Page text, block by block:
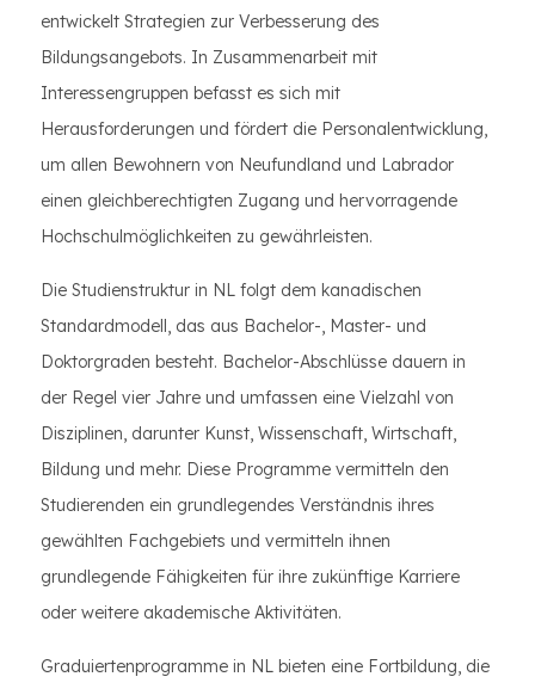
entwickelt Strategien zur Verbesserung des
Bildungsangebots. In Zusammenarbeit mit
Interessengruppen befasst es sich mit
Herausforderungen und fördert die Personalentwicklung,
um allen Bewohnern von Neufundland und Labrador
einen gleichberechtigten Zugang und hervorragende
Hochschulmöglichkeiten zu gewährleisten.
Die Studienstruktur in NL folgt dem kanadischen
Standardmodell, das aus Bachelor-, Master- und
Doktorgraden besteht. Bachelor-Abschlüsse dauern in
der Regel vier Jahre und umfassen eine Vielzahl von
Disziplinen, darunter Kunst, Wissenschaft, Wirtschaft,
Bildung und mehr. Diese Programme vermitteln den
Studierenden ein grundlegendes Verständnis ihres
gewählten Fachgebiets und vermitteln ihnen
grundlegende Fähigkeiten für ihre zukünftige Karriere
oder weitere akademische Aktivitäten.
Graduiertenprogramme in NL bieten eine Fortbildung, die